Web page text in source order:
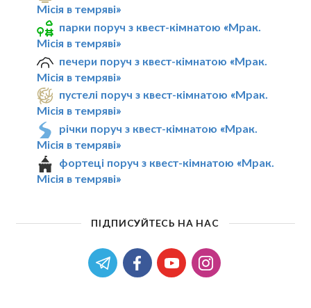
Мiсiя в темрявi»
парки поруч з квест-кімнатою «Мрак.
Мiсiя в темрявi»
печери поруч з квест-кімнатою «Мрак.
Мiсiя в темрявi»
пустелі поруч з квест-кімнатою «Мрак.
Мiсiя в темрявi»
річки поруч з квест-кімнатою «Мрак.
Мiсiя в темрявi»
фортеці поруч з квест-кімнатою «Мрак.
Мiсiя в темрявi»
ПІДПИСУЙТЕСЬ НА НАС